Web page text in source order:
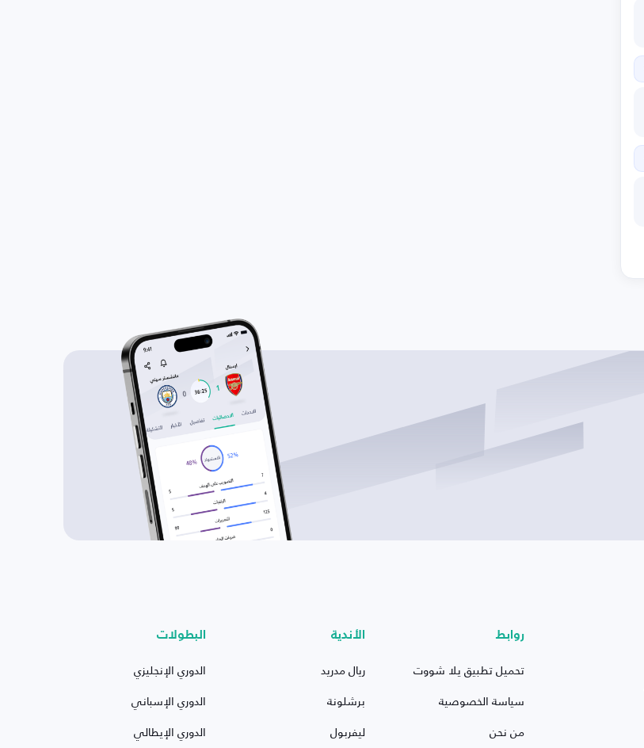
روابط
تحميل تطبيق يلا شووت
سياسة الخصوصية
من نحن
الأندية
ريال مدريد
برشلونة
ليفربول
البطولات
الدوري الإنجليزي
الدوري الإسباني
الدوري الإيطالي